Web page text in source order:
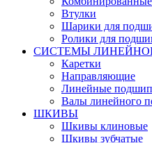
Втулки
Шарики для
Ролики для
СИСТЕМЫ
Каретки
Направляющие
Линейные
Валы линейного
ШКИВЫ
Шкивы клиновые
Шкивы зубчатые